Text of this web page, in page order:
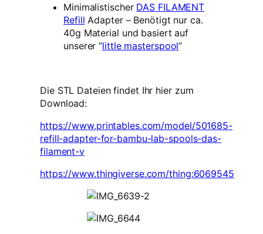
Minimalistischer DAS FILAMENT
Refill Adapter – Benötigt nur ca.
40g Material und basiert auf
unserer “little masterspool”
Die STL Dateien findet Ihr hier zum
Download:
https://www.printables.com/model/501685-
refill-adapter-for-bambu-lab-spools-das-
filament-v
https://www.thingiverse.com/thing:6069545